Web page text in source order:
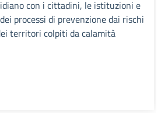
con i cittadini, le istituzioni e
processi di prevenzione dai rischi
territori colpiti da calamità